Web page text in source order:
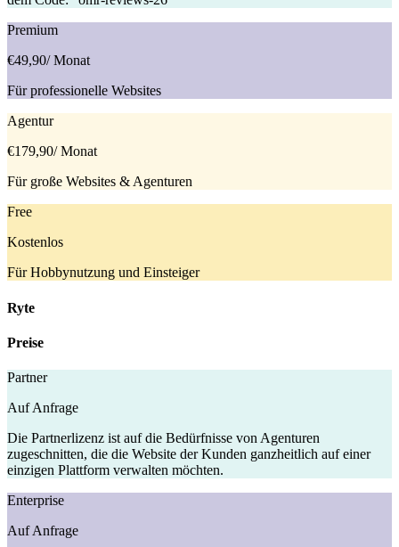
Premium
€49,90/ Monat
Für professionelle Websites
Agentur
€179,90/ Monat
Für große Websites & Agenturen
Free
Kostenlos
Für Hobbynutzung und Einsteiger
Ryte
Preise
Partner
Auf Anfrage
Die Partnerlizenz ist auf die Bedürfnisse von Agenturen
zugeschnitten, die die Website der Kunden ganzheitlich auf einer
einzigen Plattform verwalten möchten.
Enterprise
Auf Anfrage